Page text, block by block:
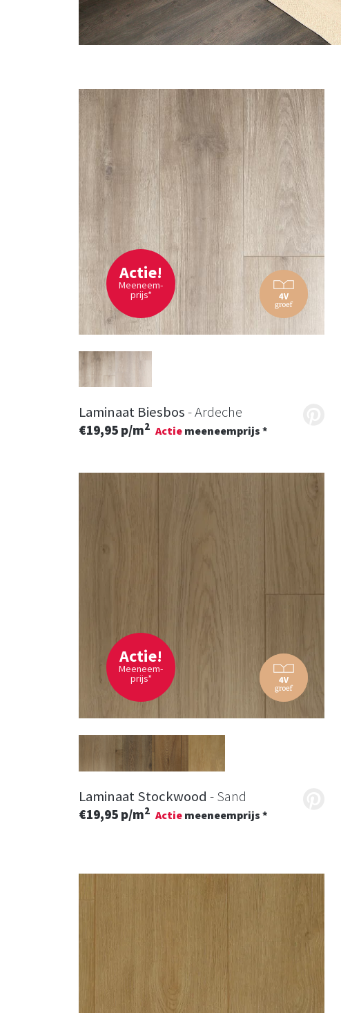
Actie!
Meeneem-
prijs*
Laminaat Biesbos- Ardeche
€19,95 p/m2 Actie meeneemprijs *
Actie!
Meeneem-
prijs*
Laminaat Stockwood - Sand
€19,95 p/m2 Actie meeneemprijs *